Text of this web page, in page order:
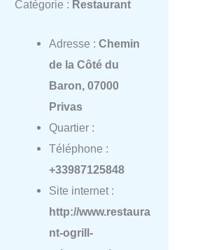
Catégorie : Restaurant
Adresse : Chemin
de la Côté du
Baron, 07000
Privas
Quartier :
Téléphone :
+33987125848
Site internet :
http://www.restaura
nt-ogrill-